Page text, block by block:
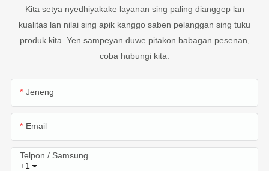
Kita setya nyedhiyakake layanan sing paling dianggep lan
kualitas lan nilai sing apik kanggo saben pelanggan sing tuku
produk kita. Yen sampeyan duwe pitakon babagan pesenan,
coba hubungi kita.
Jeneng
Email
+1
Telpon / Samsung